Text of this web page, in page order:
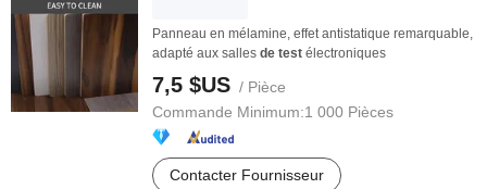
Panneau en mélamine, effet antistatique remarquable,
adapté aux salles de test électroniques
7,5 $US / Pièce
Commande Minimum:1 000 Pièces
Contacter Fournisseur